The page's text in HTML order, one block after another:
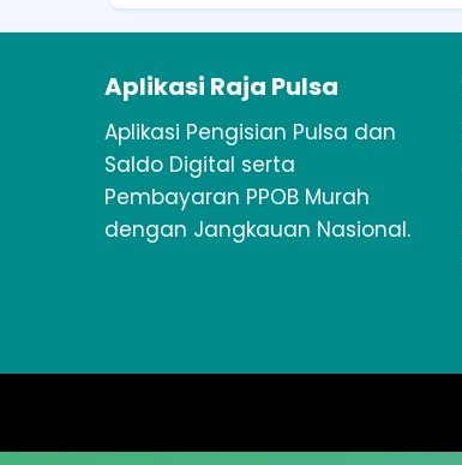
Aplikasi Raja Pulsa
Aplikasi Pengisian Pulsa dan
Saldo Digital serta
Pembayaran PPOB Murah
dengan Jangkauan Nasional.